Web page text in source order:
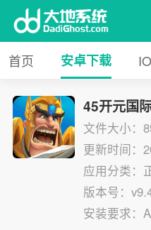
首页 安卓下载
45开元国
文件大小：
更新时间：
应用分类：
版本号：
安装要求：